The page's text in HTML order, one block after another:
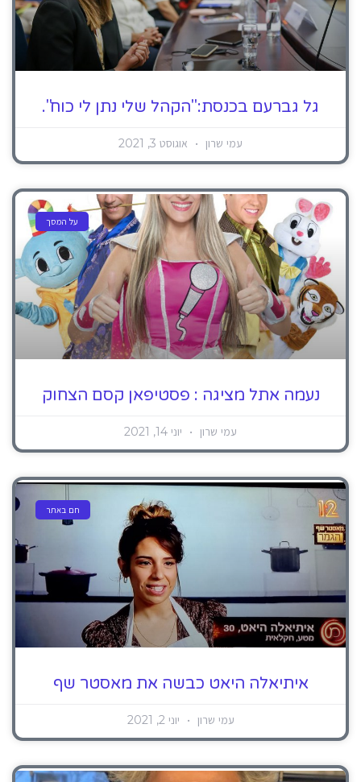
גל גברעם בכנסת:"הקהל שלי נתן לי כוח".
עמי שרון אוגוסט 3, 2021
על המסך
נעמה אתל מציגה : פסטיפאן קסם הצחוק
עמי שרון יוני 14, 2021
חם באתר
איתיאלה היאט כבשה את מאסטר שף
עמי שרון יוני 2, 2021